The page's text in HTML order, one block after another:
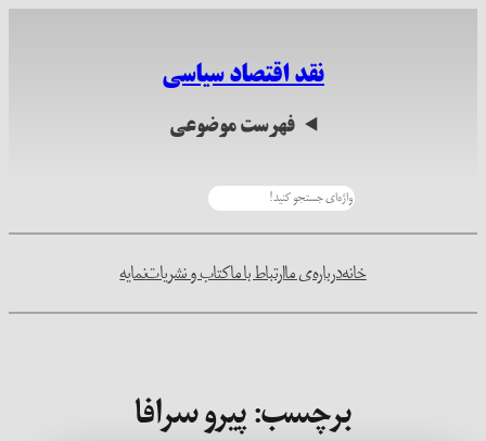
نقد اقتصاد سیاسی
فهرست موضوعی
خانهدرباره‌ی ماارتباط با ماکتاب و نشریاتنمایه
برچسب:پیرو سرافا